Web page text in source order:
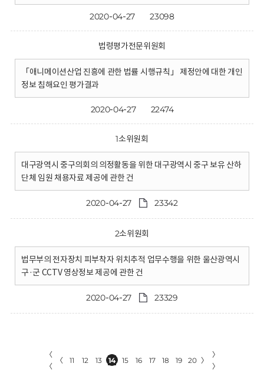
2020-04-27 23098
법령평가전문위원회
「애니메이션산업 진흥에 관한 법률 시행규칙」 제정안에 대한 개인
정보 침해요인 평가결과
2020-04-27 22474
1소위원회
대구광역시 중구의회의 의정활동을 위한 대구광역시 중구 보유 산하
단체 임원 채용자료 제공에 관한 건
2020-04-27 23342
2소위원회
법무부의 전자장치 피부착자 위치추적 업무수행을 위한 울산광역시
구·군 CCTV 영상정보 제공에 관한 건
2020-04-27 23329
〈
〈
〈 11 12 13 14 15 16 17 18 19 20 〉
〉
〉